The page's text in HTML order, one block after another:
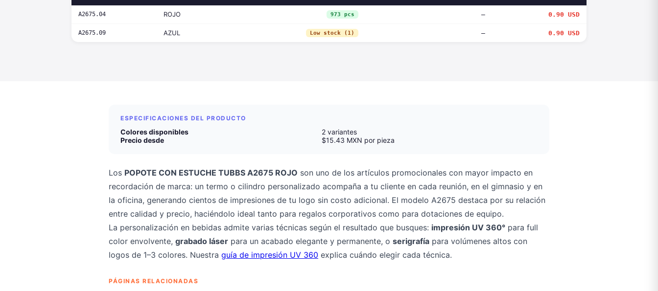
A2675.04 ROJO 973 pcs — 0.90 USD
A2675.09 AZUL Low stock (1) — 0.90 USD
ESPECIFICACIONES DEL PRODUCTO
Colores disponibles
2 variantes
Precio desde
$15.43 MXN por pieza
Los POPOTE CON ESTUCHE TUBBS A2675 ROJO son uno de los artículos promocionales con mayor impacto en
recordación de marca: un termo o cilindro personalizado acompaña a tu cliente en cada reunión, en el gimnasio y en
la oficina, generando cientos de impresiones de tu logo sin costo adicional. El modelo A2675 destaca por su relación
entre calidad y precio, haciéndolo ideal tanto para regalos corporativos como para dotaciones de equipo.
La personalización en bebidas admite varias técnicas según el resultado que busques: impresión UV 360° para full
color envolvente, grabado láser para un acabado elegante y permanente, o serigrafía para volúmenes altos con
logos de 1–3 colores. Nuestra guía de impresión UV 360 explica cuándo elegir cada técnica.
PÁGINAS RELACIONADAS